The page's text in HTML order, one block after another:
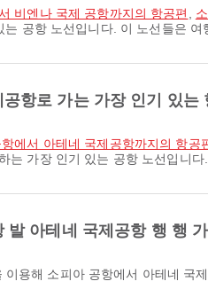
서 비엔나 국제 공항까지의 항공편
는 공항 노선입니다. 이 노선들은
공항로 가는 가장 인기 있는
항에서 아테네 국제공항까지의 항공
는 가장 인기 있는 공항 노선입니
발 아테네 국제공항 행 행